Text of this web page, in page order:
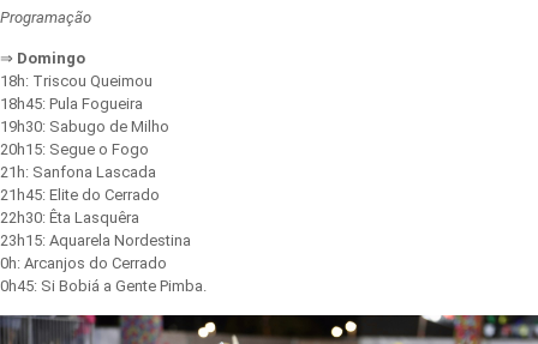
Programação
⇒ Domingo
18h: Triscou Queimou
18h45: Pula Fogueira
19h30: Sabugo de Milho
20h15: Segue o Fogo
21h: Sanfona Lascada
21h45: Elite do Cerrado
22h30: Êta Lasquêra
23h15: Aquarela Nordestina
0h: Arcanjos do Cerrado
0h45: Si Bobiá a Gente Pimba.